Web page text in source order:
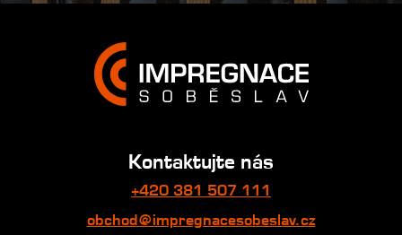
Kontaktujte nás
+420 381 507 111
obchod@impregnacesobeslav.cz